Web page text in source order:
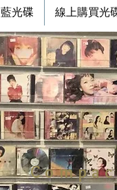
藍光碟 線上購買光